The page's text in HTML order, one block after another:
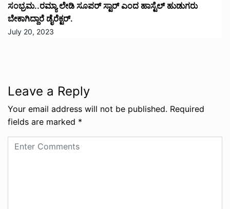
ಸಂಭ್ರಮ..ರಮ್ಯಾ ಲೇಡಿ ಸೂಪರ್ ಸ್ಟಾರ್ ಎಂದ ಹಾಸ್ಟೆಲ್ ಹುಡುಗರು
ಬೇಕಾಗಿದ್ದಾರೆ ಡೈರೆಕ್ಟರ್.
July 20, 2023
Leave a Reply
Your email address will not be published. Required
fields are marked *